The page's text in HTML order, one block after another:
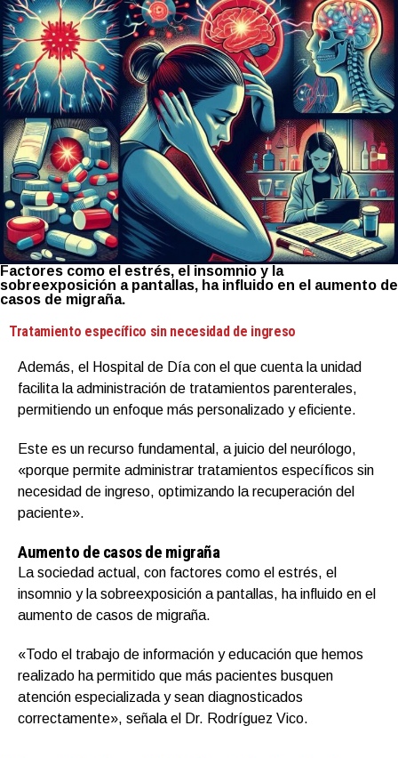
Factores como el estrés, el insomnio y la
sobreexposición a pantallas, ha influido en el aumento de
casos de migraña.
Tratamiento específico sin necesidad de ingreso
Además, el Hospital de Día con el que cuenta la unidad
facilita la administración de tratamientos parenterales,
permitiendo un enfoque más personalizado y eficiente.
Este es un recurso fundamental, a juicio del neurólogo,
«porque permite administrar tratamientos específicos sin
necesidad de ingreso, optimizando la recuperación del
paciente».
Aumento de casos de migraña
La sociedad actual, con factores como el estrés, el
insomnio y la sobreexposición a pantallas, ha influido en el
aumento de casos de migraña.
«Todo el trabajo de información y educación que hemos
realizado ha permitido que más pacientes busquen
atención especializada y sean diagnosticados
correctamente», señala el Dr. Rodríguez Vico.